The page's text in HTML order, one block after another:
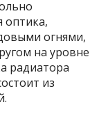
оптика,
огнями,
на уровне
радиатора
из